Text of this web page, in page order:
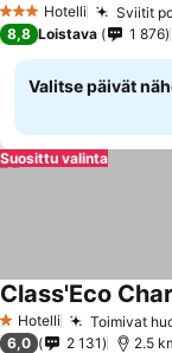
3 Tähtiluokitus
Hotelli Sviitit
8,8 Loistava 1 876
Valitse päivät
Suosittu valinta
1 Tähtiluokitus
Hotelli Toimivat
Class'Eco
6,0 2 131 2.5